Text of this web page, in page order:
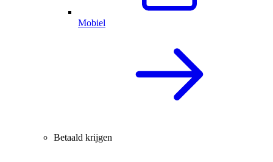
Mobiel
Betaald krijgen